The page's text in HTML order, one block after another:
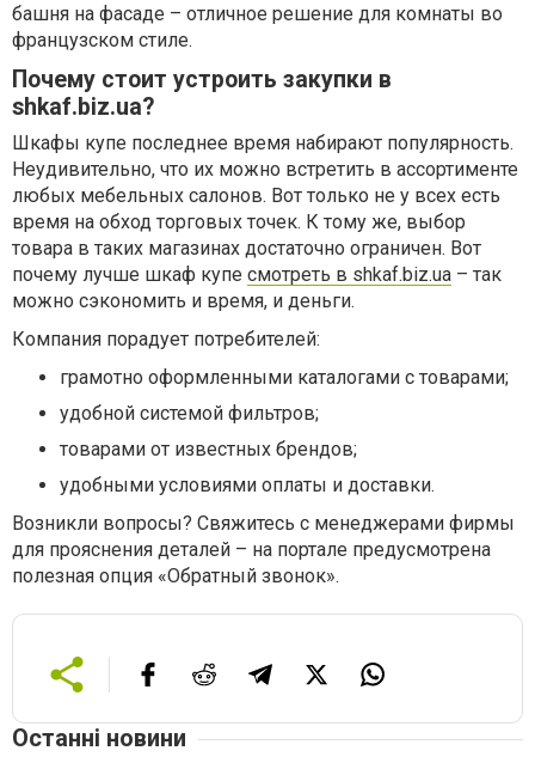
башня на фасаде – отличное решение для комнаты во
французском стиле.
Почему стоит устроить закупки в
shkaf.biz.ua?
Шкафы купе последнее время набирают популярность.
Неудивительно, что их можно встретить в ассортименте
любых мебельных салонов. Вот только не у всех есть
время на обход торговых точек. К тому же, выбор
товара в таких магазинах достаточно ограничен. Вот
почему лучше шкаф купе смотреть в shkaf.biz.ua – так
можно сэкономить и время, и деньги.
Компания порадует потребителей:
грамотно оформленными каталогами с товарами;
удобной системой фильтров;
товарами от известных брендов;
удобными условиями оплаты и доставки.
Возникли вопросы? Свяжитесь с менеджерами фирмы
для прояснения деталей – на портале предусмотрена
полезная опция «Обратный звонок».
Останні новини